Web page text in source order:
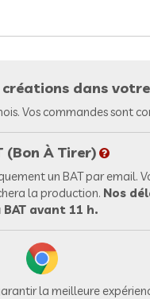
dans
Vos commandes sont
(Bon À Tirer)
un BAT par email.
la production. Nos
BAT avant 11 h.
la meilleure